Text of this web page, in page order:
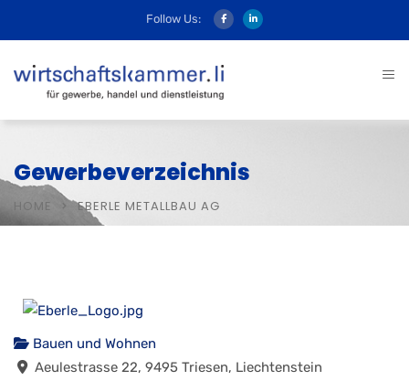
Follow Us:
Gewerbeverzeichnis
HOME EBERLE METALLBAU AG
Bauen und Wohnen
Aeulestrasse 22, 9495 Triesen, Liechtenstein